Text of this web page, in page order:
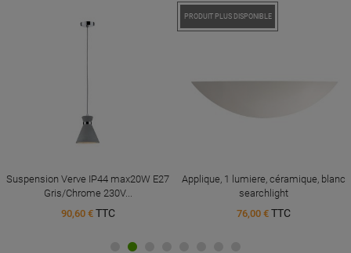
Suspension Verve IP44 max20W E27
Gris/Chrome 230V...
90,60 € TTC
PRODUIT PLUS DISPONIBLE
Applique, 1 lumiere, céramique, blanc
searchlight
76,00 € TTC